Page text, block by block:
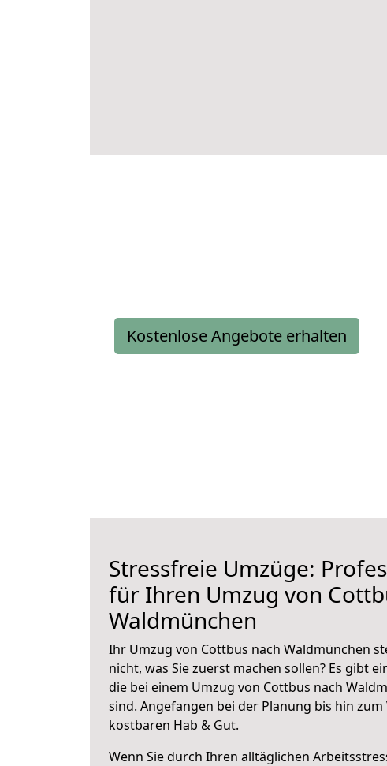
Kostenlose Angebote erhalten
Stressfreie Umzüge:
für Ihren Umzug von
Waldmünchen
Ihr Umzug von Cottbus nach Waldmünchen
nicht, was Sie zuerst machen sollen? Es gibt
die bei einem Umzug von Cottbus nach
sind. Angefangen bei der Planung bis hin
kostbaren Hab & Gut.
Wenn Sie durch Ihren alltäglichen